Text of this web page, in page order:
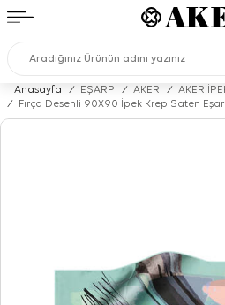
Anasayfa / EŞARP / AKER /
AKER
/
Fırça Desenli 90X90 İpek Krep Saten